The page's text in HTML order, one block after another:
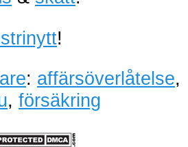
!
: affärsöverlåtelse,
, försäkring